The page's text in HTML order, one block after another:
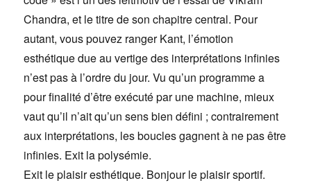
Chandra, et le titre de son chapitre central. Pour
autant, vous pouvez ranger Kant, l’émotion
esthétique due au vertige des interprétations infinies
n’est pas à l’ordre du jour. Vu qu’un programme a
pour finalité d’être exécuté par une machine, mieux
vaut qu’il n’ait qu’un sens bien défini ; contrairement
aux interprétations, les boucles gagnent à ne pas être
infinies. Exit la polysémie.
Exit le plaisir esthétique. Bonjour le plaisir sportif.